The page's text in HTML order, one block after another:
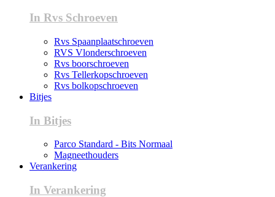
In Rvs Schroeven
Rvs Spaanplaatschroeven
RVS Vlonderschroeven
Rvs boorschroeven
Rvs Tellerkopschroeven
Rvs bolkopschroeven
Bitjes
In Bitjes
Parco Standard - Bits Normaal
Magneethouders
Verankering
In Verankering